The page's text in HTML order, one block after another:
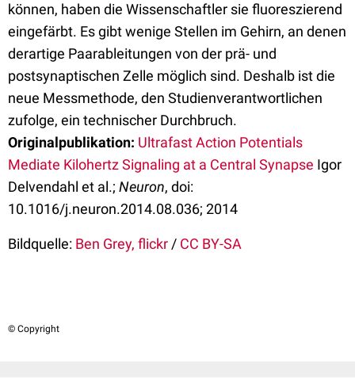
können, haben die Wissenschaftler sie fluoreszierend
eingefärbt. Es gibt wenige Stellen im Gehirn, an denen
derartige Paarableitungen von der prä- und
postsynaptischen Zelle möglich sind. Deshalb ist die
neue Messmethode, den Studienverantwortlichen
zufolge, ein technischer Durchbruch.
Originalpublikation: Ultrafast Action Potentials
Mediate Kilohertz Signaling at a Central Synapse Igor
Delvendahl et al.; Neuron, doi:
10.1016/j.neuron.2014.08.036; 2014
Bildquelle: Ben Grey, flickr / CC BY-SA
© Copyright